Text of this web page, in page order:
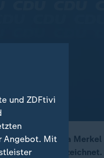
von Angela Merkel
bezeichnet.
und ZDFtivi
Angebot. Mit